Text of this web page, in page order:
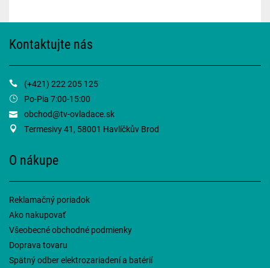
Kontaktujte nás
(+421) 222 205 125
Po-Pia 7:00-15:00
obchod@tv-ovladace.sk
Termesivy 41, 58001 Havlíčkův Brod
O nákupe
Reklamačný poriadok
Ako nakupovať
Všeobecné obchodné podmienky
Doprava tovaru
Spätný odber elektrozariadení a batérií